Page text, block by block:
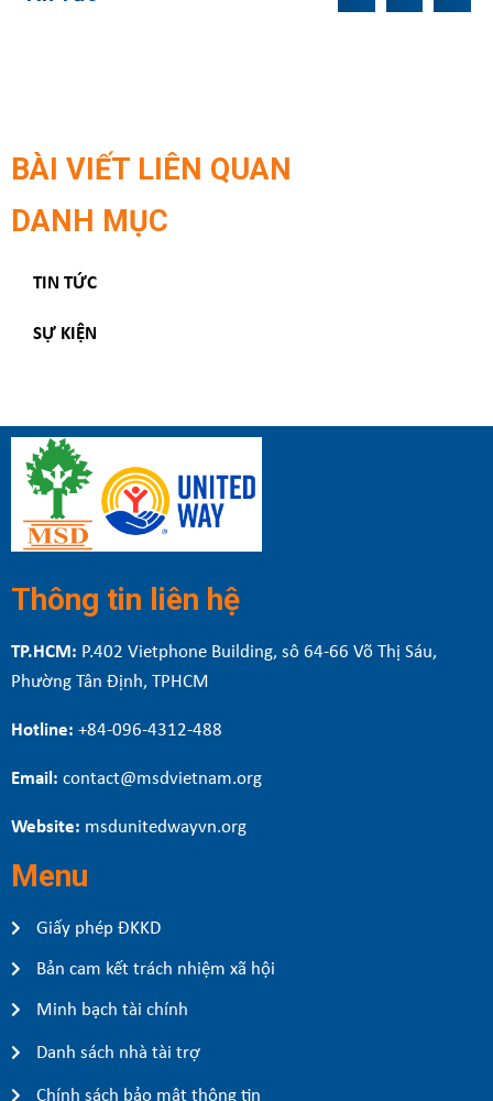
BÀI VIẾT LIÊN QUAN
DANH MỤC
TIN TỨC
SỰ KIỆN
Thông tin liên hệ
TP.HCM: P.402 Vietphone Building, sô 64-66 Võ Thị Sáu,
Phường Tân Định, TPHCM
Hotline: +84-096-4312-488
Email: contact@msdvietnam.org
Website: msdunitedwayvn.org
Menu
Giấy phép ĐKKD
Bản cam kết trách nhiệm xã hội
Minh bạch tài chính
Danh sách nhà tài trợ
Chính sách bảo mật thông tin